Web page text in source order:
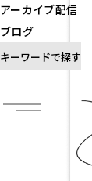
アーカイブ配信
ブログ
キーワードで探す